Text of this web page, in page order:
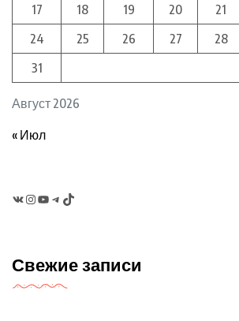
Август 2026
17
18 19 20 21
24
25 26 27 28
31
« Июл
Instagram
YouTubeTelegram
TikTok
Свежие записи